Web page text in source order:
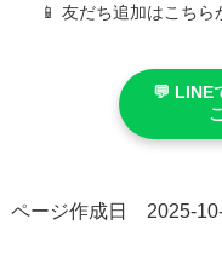
📱 友だち追加はこちら
💬 LINE
ページ作成日 2025-